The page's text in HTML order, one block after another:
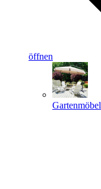
öffnen
Gartenmöbel